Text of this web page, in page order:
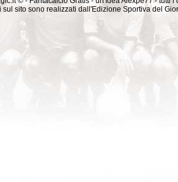
sul sito sono realizzati dall'Edizione Sportiva del